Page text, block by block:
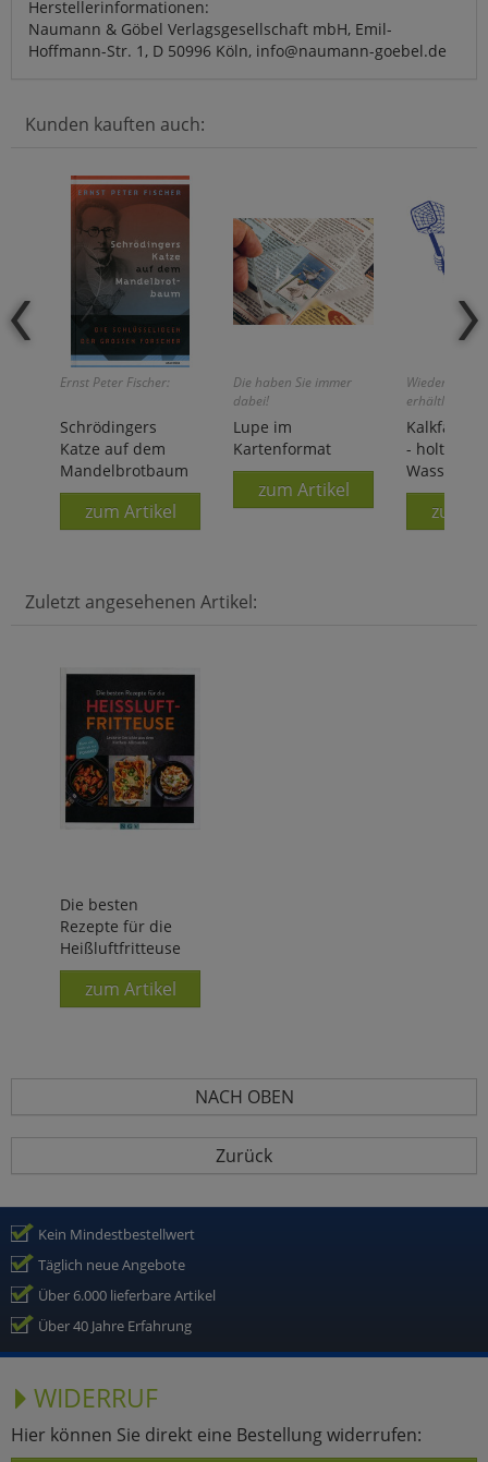
Herstellerinformationen:
Naumann & Göbel Verlagsgesellschaft mbH, Emil-
Hoffmann-Str. 1, D 50996 Köln, info@naumann-goebel.de
Kunden kauften auch:
Ernst Peter Fischer:
Schrödingers
Katze auf dem
Mandelbrotbaum
zum Artikel
Die haben Sie immer
dabei!
Lupe im
Kartenformat
zum Artikel
Wieder bei
erhältlich!
Kalkfänger
- holt Kalk
Wasser
zum
Zuletzt angesehenen Artikel:
Die besten
Rezepte für die
Heißluftfritteuse
zum Artikel
NACH OBEN
Zurück
Kein Mindestbestellwert
Täglich neue Angebote
Über 6.000 lieferbare Artikel
Über 40 Jahre Erfahrung
WIDERRUF
Hier können Sie direkt eine Bestellung widerrufen: